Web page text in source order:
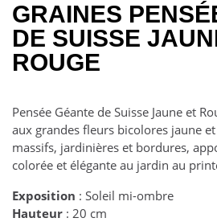
GRAINES
DE SUISSE
ROUGE
Pensée Géante de Suisse Jaune et
aux grandes fleurs bicolores jaune
massifs, jardinières et bordures,
colorée et élégante au jardin au
Exposition : Soleil mi-ombre
Hauteur : 20 cm